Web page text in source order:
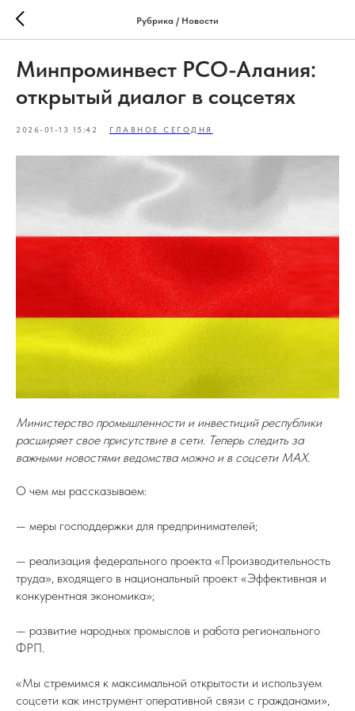
Рубрика / Новости
Минпроминвест РСО-Алания:
открытый диалог в соцсетях
2026-01-13 15:42 ГЛАВНОЕ СЕГОДНЯ
Министерство промышленности и инвестиций республики
расширяет свое присутствие в сети. Теперь следить за
важными новостями ведомства можно и в соцсети МАХ.
О чем мы рассказываем:
— меры господдержки для предпринимателей;
— реализация федерального проекта «Производительность
труда», входящего в национальный проект «Эффективная и
конкурентная экономика»;
— развитие народных промыслов и работа регионального
ФРП.
«Мы стремимся к максимальной открытости и используем
соцсети как инструмент оперативной связи с гражданами»,